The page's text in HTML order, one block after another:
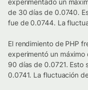
experimentado un
de 30 días de 0.0740.
fue de 0.0744. La
El rendimiento de PHP
experimentó un
90 días de 0.0721. Esto
0.0741. La fluctuación